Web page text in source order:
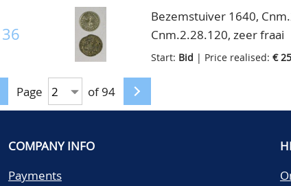
zuil staande bijbel; jaartal
TVEMVR, Verk.14.6,
36
Bezemstuiver 1640,
Cnm.2.28.120, zeer fraai
Start: Bid | Price realised: € 25
Page of 94
COMPANY INFO
Payments